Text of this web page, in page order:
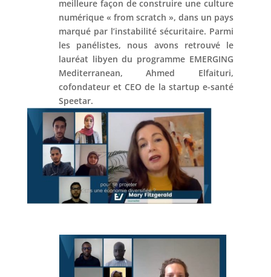
meilleure façon de construire une culture
numérique « from scratch », dans un pays
marqué par l’instabilité sécuritaire. Parmi
les panélistes, nous avons retrouvé le
lauréat libyen du programme EMERGING
Mediterranean, Ahmed Elfaituri,
cofondateur et CEO de la startup e-santé
Speetar.